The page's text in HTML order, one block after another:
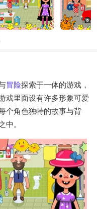
冒险探索于一体的游戏，
戏里面设有许多形象可爱
个角色独特的故事与背
中。